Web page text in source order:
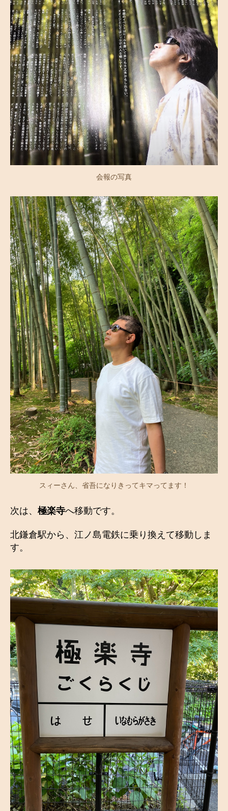
会報の写真
スィーさん、省吾になりきってキマってます！
次は、 極楽寺へ移動です。
北鎌倉駅から、江ノ島電鉄に乗り換えて移動しま
す。